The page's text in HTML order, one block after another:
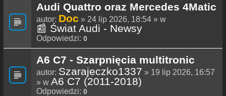
Audi Quattro oraz Mercedes 4Matic
autor: Doc » 24 lip 2026, 18:54 » w
📰 Świat Audi - Newsy
Odpowiedzi: 0
A6 C7 - Szarpnięcia multitronic
autor: Szarajeczko1337 » 19 lip 2026, 16:57
» w A6 C7 (2011-2018)
Odpowiedzi: 0